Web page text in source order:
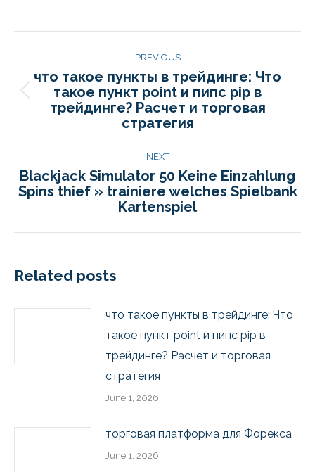
PREVIOUS
что такое пункты в трейдинге: Что
такое пункт point и пипс pip в
трейдинге? Расчет и торговая
стратегия
NEXT
Blackjack Simulator 50 Keine Einzahlung
Spins thief » trainiere welches Spielbank
Kartenspiel
Related posts
что такое пункты в трейдинге: Что
такое пункт point и пипс pip в
трейдинге? Расчет и торговая
стратегия
June 1, 2026
торговая платформа для Форекса
June 1, 2026